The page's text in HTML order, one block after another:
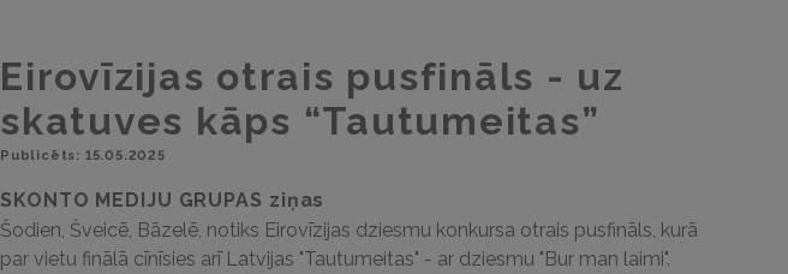
Eirovīzijas otrais pusfināls - uz
skatuves kāps “Tautumeitas”
Publicēts: 15.05.2025
SKONTO MEDIJU GRUPAS ziņas
Šodien, Šveicē, Bāzelē, notiks Eirovīzijas dziesmu konkursa otrais pusfināls, kurā
par vietu finālā cīnīsies arī Latvijas "Tautumeitas" - ar dziesmu "Bur man laimi".